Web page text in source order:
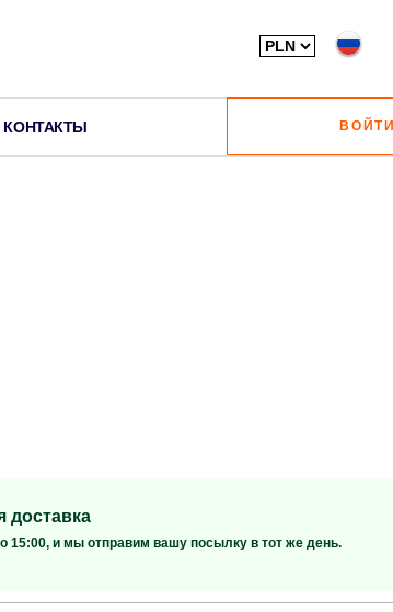
КОНТАКТЫ ВОЙТИ
доставка
15:00, и мы отправим вашу посылку в тот же день.